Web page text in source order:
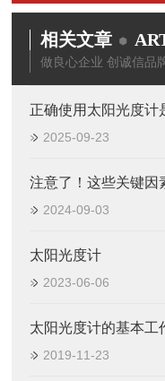
相关文章
做良心企业 创诚信品
正确使用太阳光度计
2025-09-23
注意了！这些关键因
2024-09-03
太阳光度计
2023-06-06
太阳光度计的基本工
2019-11-23